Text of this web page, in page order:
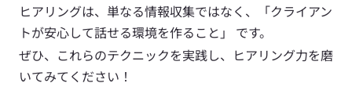
ヒアリングは、単なる情報収集ではなく、「クライアン
トが安心して話せる環境を作ること」 です。
ぜひ、これらのテクニックを実践し、ヒアリング力を磨
いてみてください！